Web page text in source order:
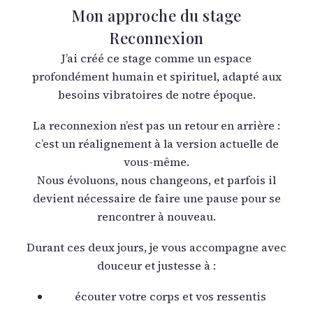
Mon approche du stage
Reconnexion
J’ai créé ce stage comme un espace
profondément humain et spirituel, adapté aux
besoins vibratoires de notre époque.
La reconnexion n’est pas un retour en arrière :
c’est un réalignement à la version actuelle de
vous-même.
Nous évoluons, nous changeons, et parfois il
devient nécessaire de faire une pause pour se
rencontrer à nouveau.
Durant ces deux jours, je vous accompagne avec
douceur et justesse à :
écouter votre corps et vos ressentis